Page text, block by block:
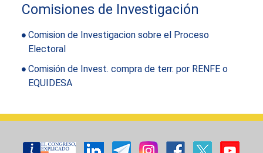
Comisiones de Investigación
Comision de Investigacion sobre el Proceso
Electoral
Comisión de Invest. compra de terr. por RENFE o
EQUIDESA